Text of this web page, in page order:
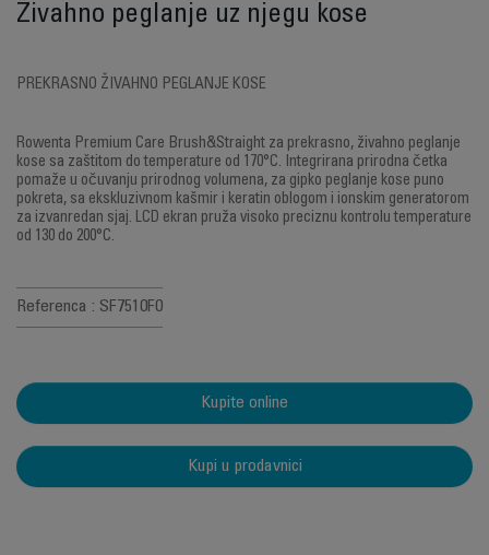
Živahno peglanje uz njegu kose
PREKRASNO ŽIVAHNO PEGLANJE KOSE
Rowenta Premium Care Brush&Straight za prekrasno, živahno peglanje
kose sa zaštitom do temperature od 170°C. Integrirana prirodna četka
pomaže u očuvanju prirodnog volumena, za gipko peglanje kose puno
pokreta, sa ekskluzivnom kašmir i keratin oblogom i ionskim generatorom
za izvanredan sjaj. LCD ekran pruža visoko preciznu kontrolu temperature
od 130 do 200°C.
Referenca : SF7510F0
Kupite online
Kupi u prodavnici